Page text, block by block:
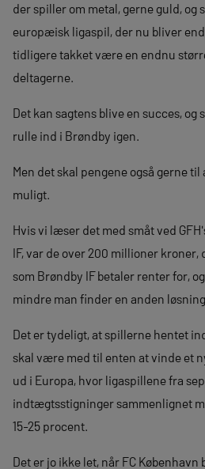
der spiller om metal, gerne guld, og
europæisk ligaspil, der nu bliver
tidligere takket være en endnu
deltagerne.
Det kan sagtens blive en succes, og
rulle ind i Brøndby igen.
Men det skal pengene også gerne til
muligt.
Hvis vi læser det med småt ved
IF, var de over 200 millioner kroner,
som Brøndby IF betaler renter for,
mindre man finder en anden
Det er tydeligt, at spillerne hentet
skal være med til enten at vinde et
ud i Europa, hvor ligaspillene fra
indtægtsstigninger sammenlignet
15-25 procent.
Det er jo ikke let, når FC København